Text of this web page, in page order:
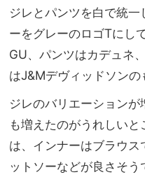
ジレとパンツを白で統
ーをグレーのロゴTにし
GU、パンツはカデュネ
はJ&Mデヴィッドソンの
ジレのバリエーション
も増えたのがうれしい
は、インナーはブラウ
ットソーなどが良さそう